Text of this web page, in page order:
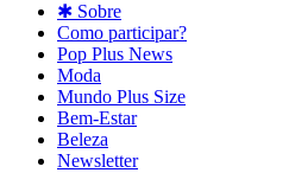
✱ Sobre
Como participar?
Pop Plus News
Moda
Mundo Plus Size
Bem-Estar
Beleza
Newsletter